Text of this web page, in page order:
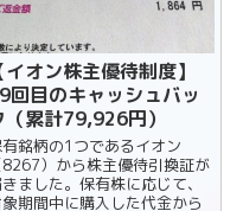
イオン株主優待制度】
回目のキャッシュバッ
（累計79,926円）
銘柄の1つであるイオン
8267）から株主優待引換証が
ました。保有株に応じて、
期間中に購入した代金から